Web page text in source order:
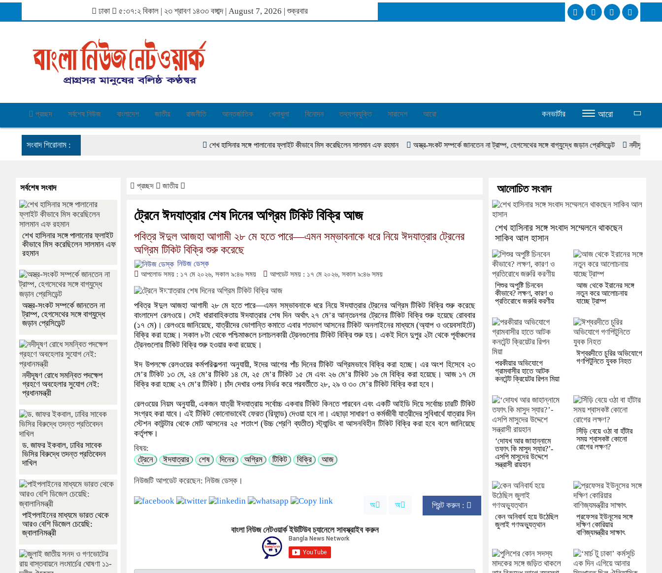
ঢাকা ৫:৩৭:৩ বিকাল | ২৩ শ্রাবণ ১৪৩৩ বঙ্গাব্দ | August 7, 2026 |শুক্রবার
প্রচ্ছদ সর্বশেষ নিউজ বাংলাদেশ জাতীয় রাজনীতি আন্তর্জাতিক খেলাধুলা বিনোদন তথ্যপ্রযুক্তি সারাদেশ আরো কনভার্টার আরো
সংবাদ শিরোনাম : শেখ হাসিনার সঙ্গে পালানোর ফ্লাইট কীভাবে মিস করেছিলেন সালমান এফ রহমান অস্ত্র-সংকট সম্পর্কে জানতেন না ট্রাম্প, হেগসেথের সঙ্গে বাগ্‌যুদ্ধে জড়ান প্রেসিডেন্ট নদীদূষণ রোধে
প্রচ্ছদ জাতীয়
ট্রেনে ঈদযাত্রার শেষ দিনের অগ্রিম টিকিট বিক্রি আজ
পবিত্র ঈদুল আজহা আগামী ২৮ মে হতে পারে—এমন সম্ভাবনাকে ধরে নিয়ে ঈদযাত্রার ট্রেনের
অগ্রিম টিকিট বিক্রি শুরু করেছে
নিউজ ডেস্ক
আপলোড সময় : ১৭ মে ২০২৬, সকাল ৯:৪৬ সময় আপডেট সময় : ১৭ মে ২০২৬, সকাল ৯:৪৬ সময়
পবিত্র ঈদুল আজহা আগামী ২৮ মে হতে পারে—এমন সম্ভাবনাকে ধরে নিয়ে ঈদযাত্রার ট্রেনের অগ্রিম টিকিট বিক্রি শুরু করেছে
বাংলাদেশ রেলওয়ে। সেই ধারাবাহিকতায় ঈদযাত্রার শেষ দিন অর্থাৎ ২৭ মে’র আন্তঃনগর ট্রেনের টিকিট বিক্রি শুরু হয়েছে রোববার
(১৭ মে)। রেলওয়ে জানিয়েছে, যাত্রীদের ভোগান্তি কমাতে এবার শতভাগ আসনের টিকিট অনলাইনের মাধ্যমে (অ্যাপ ও ওয়েবসাইটে)
বিক্রি করা হচ্ছে। সকাল ৮টা থেকে পশ্চিমাঞ্চলে চলাচলকারী ট্রেনগুলোর টিকিট বিক্রি শুরু হয়। একই দিনে দুপুর ২টা থেকে পূর্বাঞ্চলের
ট্রেনগুলোর টিকিট বিক্রি শুরু হওয়ার কথা রয়েছে।
ঈদ উপলক্ষে রেলওয়ের কর্মপরিকল্পনা অনুযায়ী, ঈদের আগের পাঁচ দিনের টিকিট অগ্রিমভাবে বিক্রি করা হচ্ছে। এর অংশ হিসেবে ২৩
মে’র টিকিট ১৩ মে, ২৪ মে’র টিকিট ১৪ মে, ২৫ মে’র টিকিট ১৫ মে এবং ২৬ মে’র টিকিট ১৬ মে বিক্রি করা হয়েছে। আজ ১৭ মে
বিক্রি করা হচ্ছে ২৭ মে’র টিকিট। চাঁদ দেখার ওপর নির্ভর করে পরবর্তীতে ২৮, ২৯ ও ৩০ মে’র টিকিট বিক্রি করা হবে।
রেলওয়ের নিয়ম অনুযায়ী, একজন যাত্রী ঈদযাত্রায় সর্বোচ্চ একবার টিকিট কিনতে পারবেন এবং একটি আইডি দিয়ে সর্বোচ্চ চারটি টিকিট
সংগ্রহ করা যাবে। এই টিকিট কোনোভাবেই ফেরত (রিফান্ড) দেওয়া হবে না। এছাড়া সাধারণ ও কর্মজীবী যাত্রীদের সুবিধার্থে যাত্রার দিন
স্টেশন কাউন্টার থেকে মোট আসনের ২৫ শতাংশ (উচ্চ শ্রেণি ব্যতীত) স্ট্যান্ডিং বা আসনবিহীন টিকিট বিক্রি করা হবে বলে জানিয়েছে
কর্তৃপক্ষ।
বিষয়:
ট্রেনে
ঈদযাত্রার শেষ দিনের অগ্রিম টিকিট বিক্রি আজ
নিউজটি আপডেট করেছেন: নিউজ ডেস্ক।
অ অ প্রিন্ট করুন :
বাংলা নিউজ নেটওয়ার্ক ইউটিউব চ্যানেলে সাবস্ক্রাইব করুন
সর্বশেষ সংবাদ
শেখ হাসিনার সঙ্গে পালানোর ফ্লাইট
কীভাবে মিস করেছিলেন সালমান এফ
রহমান
অস্ত্র-সংকট সম্পর্কে জানতেন না
ট্রাম্প, হেগসেথের সঙ্গে বাগ্‌যুদ্ধে
জড়ান প্রেসিডেন্ট
নদীদূষণ রোধে সমন্বিত পদক্ষেপ
গ্রহণে অবহেলার সুযোগ নেই:
প্রধানমন্ত্রী
ড. জাফর ইকবাল, ঢাবির সাবেক
ভিসির বিরুদ্ধে তদন্ত প্রতিবেদন
দাখিল
পাইপলাইনের মাধ্যমে ভারত থেকে
আরও বেশি ডিজেল চেয়েছি:
জ্বালানিমন্ত্রী
আলোচিত সংবাদ
শেখ হাসিনার সঙ্গে সংবাদ সম্মেলনে থাকছেন
সাকিব আল হাসান
শিশুর অপুষ্টি চিনবেন
কীভাবে? লক্ষণ, কারণ ও
প্রতিরোধে জরুরি করণীয়
আজ থেকে ইরানের সঙ্গে
নতুন করে আলোচনায়
যাচ্ছে ট্রাম্প
পরকীয়ার অভিযোগে
গ্রামবাসীর হাতে আটক
কনটেন্ট ক্রিয়েটর রিপন মিয়া
ঈশ্বরদীতে চুরির অভিযোগে
গণপিটুনিতে যুবক নিহত
‘দোযখ আর জাহান্নামে
তফাৎ কি মাসুদ স্যার?’-
এসপি মাসুদের উদ্দেশে
সন্ত্রাসী রায়হান
সিঁড়ি বেয়ে ওঠা বা হাঁটার
সময় শ্বাসকষ্ট কোনো
রোগের লক্ষণ?
কেন অনিবার্য হয়ে উঠেছিল
জুলাই গণঅভ্যুত্থান
প্রফেসর ইউনূসের সঙ্গে
দক্ষিণ কোরিয়ার
বাণিজ্যমন্ত্রীর সাক্ষাৎ